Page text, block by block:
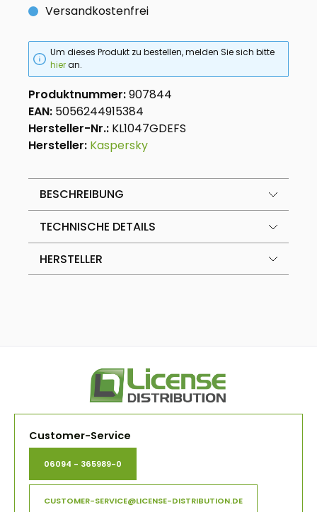
Versandkostenfrei
Um dieses Produkt zu bestellen, melden Sie sich bitte
hieran.
Produktnummer:907844
EAN: 5056244915384
Hersteller-Nr.: KL1047GDEFS
Hersteller: Kaspersky
BESCHREIBUNG
TECHNISCHE DETAILS
HERSTELLER
Customer-Service
06094 - 365989-0
CUSTOMER-SERVICE@LICENSE-DISTRIBUTION.DE